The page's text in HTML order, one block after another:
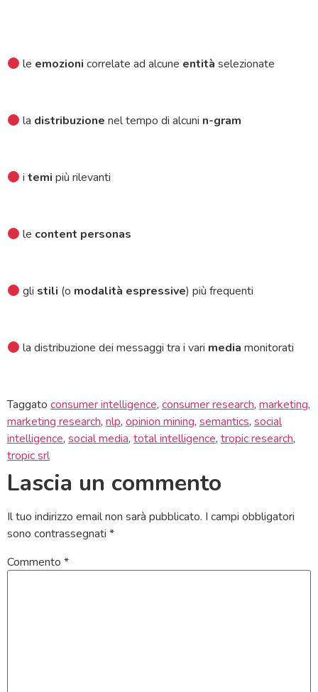
le emozionicorrelate ad alcune entitàselezionate
la distribuzionenel tempo di alcuni n-gram
itemipiù rilevanti
le content personas
gli stili (o modalità espressive) più frequenti
la distribuzione dei messaggi tra i vari mediamonitorati
Taggato consumer intelligence, consumer research, marketing,
marketing research, nlp, opinion mining, semantics, social
intelligence, social media, total intelligence, tropic research,
tropic srl
Lascia un commento
Il tuo indirizzo email non sarà pubblicato. I campi obbligatori
sono contrassegnati *
Commento *